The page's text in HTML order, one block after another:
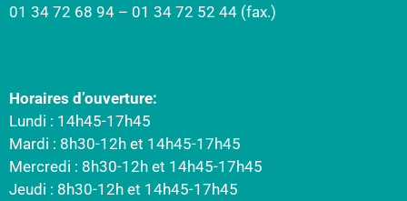
01 34 72 68 94 – 01 34 72 52 44 (fax.)
Horaires d’ouverture:
Lundi : 14h45-17h45
Mardi : 8h30-12h et 14h45-17h45
Mercredi : 8h30-12h et 14h45-17h45
Jeudi : 8h30-12h et 14h45-17h45